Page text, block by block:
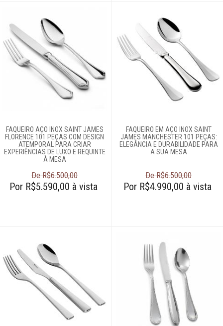
FAQUEIRO AÇO INOX SAINT JAMES
FLORENCE 101 PEÇAS COM DESIGN
ATEMPORAL PARA CRIAR
EXPERIÊNCIAS DE LUXO E REQUINTE
À MESA
De R$6.500,00
Por R$5.590,00 à vista
FAQUEIRO EM AÇO INOX SAINT
JAMES MANCHESTER 101 PEÇAS:
ELEGÂNCIA E DURABILIDADE PARA
A SUA MESA
De R$6.500,00
Por R$4.990,00 à vista